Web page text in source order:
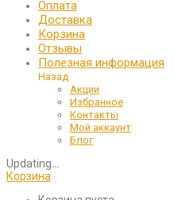
Оплата
Доставка
Корзина
Отзывы
Полезная информация
Назад
Акции
Избранное
Контакты
Мой аккаунт
Блог
Updating…
Корзина